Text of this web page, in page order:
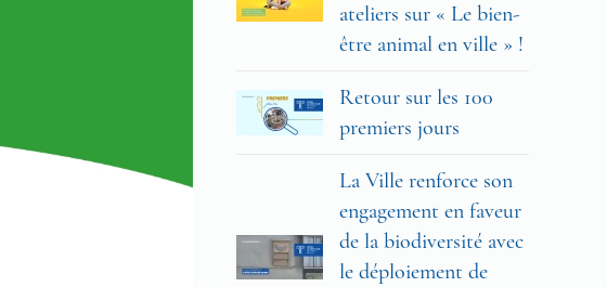
ateliers sur « Le bien-
être animal en ville » !
Retour sur les 100
premiers jours
La Ville renforce son
engagement en faveur
de la biodiversité avec
le déploiement de